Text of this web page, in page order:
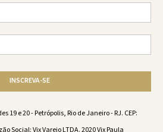
INSCREVA-SE
19 e 20 - Petrópolis, Rio de Janeiro - RJ. CEP:
Social: Vix Varejo LTDA. 2020 Vix Paula